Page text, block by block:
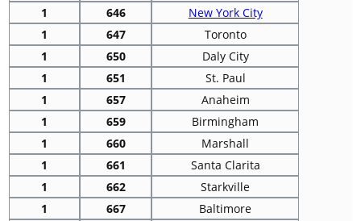
1
646
New York City
1
647
Toronto
1
650
Daly City
1
651
St. Paul
1
657
Anaheim
1
659
Birmingham
1
660
Marshall
1
661
Santa Clarita
1
662
Starkville
1
667
Baltimore